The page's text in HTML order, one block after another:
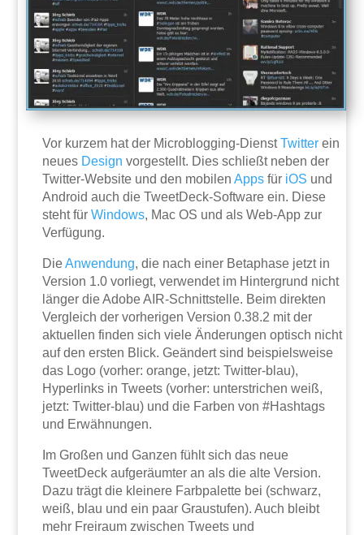
Vor kurzem hat der Microblogging-DienstTwitter ein
neues Design vorgestellt. Dies schließt neben der
Twitter-Website und den mobilenApps für iOS und
Android auch die TweetDeck-Software ein. Diese
steht fürWindows, Mac OS und als Web-App zur
Verfügung.
DieAnwendung, die nach einer Betaphase jetzt in
Version 1.0 vorliegt, verwendet im Hintergrund nicht
länger die Adobe AIR-Schnittstelle. Beim direkten
Vergleich der vorherigen Version 0.38.2 mit der
aktuellen finden sich viele Änderungen optisch nicht
auf den ersten Blick. Geändert sind beispielsweise
das Logo (vorher: orange, jetzt: Twitter-blau),
Hyperlinks in Tweets (vorher: unterstrichen weiß,
jetzt: Twitter-blau) und die Farben von #Hashtags
und Erwähnungen.
Im Großen und Ganzen fühlt sich das neue
TweetDeck aufgeräumter an als die alte Version.
Dazu trägt die kleinere Farbpalette bei (schwarz,
weiß, blau und ein paar Graustufen). Auch bleibt
mehr Freiraum zwischen Tweets und